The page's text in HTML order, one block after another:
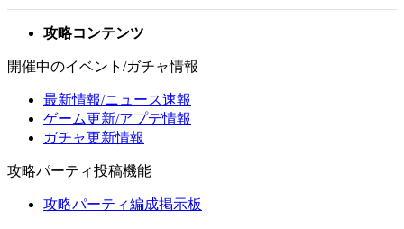
攻略コンテンツ
開催中のイベント/ガチャ情報
最新情報/ニュース速報
ゲーム更新/アプデ情報
ガチャ更新情報
攻略パーティ投稿機能
攻略パーティ編成掲示板